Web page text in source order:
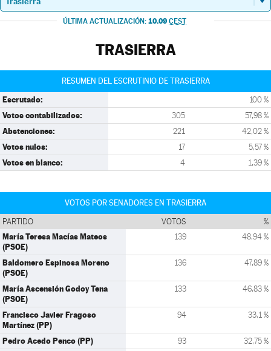
ÚLTIMA ACTUALIZACIÓN: 10.09 CEST
TRASIERRA
RESUMEN DEL ESCRUTINIO DE TRASIERRA
Escrutado: 100 %
Votos contabilizados: 305 57,98 %
Abstenciones: 221 42,02 %
Votos nulos: 17 5,57 %
Votos en blanco: 4 1,39 %
VOTOS POR SENADORES EN TRASIERRA
PARTIDO VOTOS %
María Teresa Macías Mateos
(PSOE)
139 48,94 %
Baldomero Espinosa Moreno
(PSOE)
136 47,89 %
María Ascensión Godoy Tena
(PSOE)
133 46,83 %
Francisco Javier Fragoso
Martínez (PP)
94 33,1 %
Pedro Acedo Penco (PP) 93 32,75 %